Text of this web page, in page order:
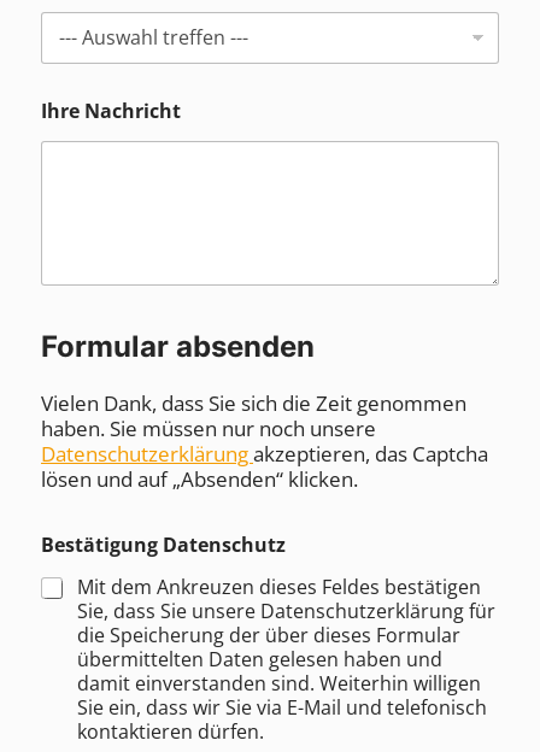
Ihre Nachricht
Formular absenden
Vielen Dank, dass Sie sich die Zeit genommen
haben. Sie müssen nur noch unsere
Datenschutzerklärungakzeptieren, das Captcha
lösen und auf „Absenden“ klicken.
Bestätigung Datenschutz
Mit dem Ankreuzen dieses Feldes bestätigen
Sie, dass Sie unsere Datenschutzerklärung für
die Speicherung der über dieses Formular
übermittelten Daten gelesen haben und
damit einverstanden sind. Weiterhin willigen
Sie ein, dass wir Sie via E-Mail und telefonisch
kontaktieren dürfen.